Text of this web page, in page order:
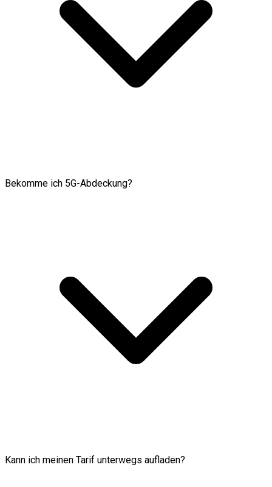
Bekomme ich 5G-Abdeckung?
Kann ich meinen Tarif unterwegs aufladen?